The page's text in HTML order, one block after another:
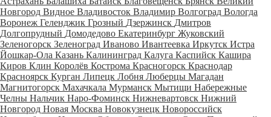
Новгород Видное Владивосток Владимир Волгоград Вологда
Воронеж Геленджик Грозный Дзержинск Дмитров
Долгопрудный Домодедово Екатеринбург Жуковский
Зеленогорск Зеленоград Иваново Ивантеевка Иркутск Истра
Йошкар-Ола Казань Калининград Калуга Каспийск Кашира
Киров Клин Королёв Кострома Красногорск Краснодар
Красноярск Курган Липецк Лобня Люберцы Магадан
Магнитогорск Махачкала Мурманск Мытищи Набережные
Челны Нальчик Наро-Фоминск Нижневартовск Нижний
Новгород Новая Москва Новокузнецк Новороссийск